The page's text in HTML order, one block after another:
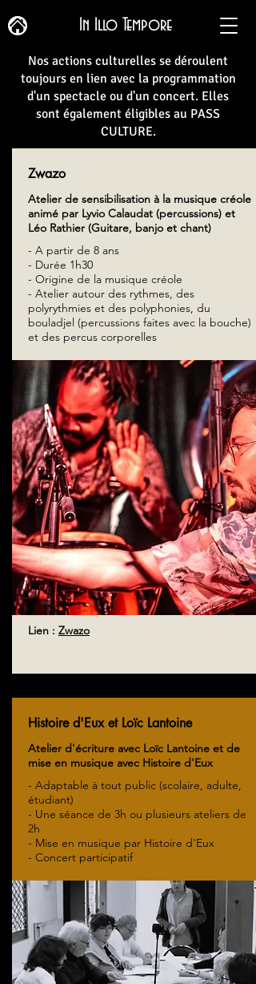
In Illo Tempore
Nos actions culturelles se déroulent
toujours en lien avec la programmation
d'un spectacle ou d'un concert. Elles
sont également éligibles au PASS
CULTURE.
Zwazo
Atelier de sensibilisation à la musique créole
animé par Lyvio Calaudat (percussions) et
Léo Rathier (Guitare, banjo et chant)
- A partir de 8 ans
- Durée 1h30
- Origine de la musique créole
- Atelier autour des rythmes, des
polyrythmies et des polyphonies, du
bouladjel (percussions faites avec la bouche)
et des percus corporelles
Lien : Zwazo
Histoire d'Eux et Loïc Lantoine
Atelier d'écriture avec Loïc Lantoine et de
mise en musique avec Histoire d'Eux
- Adaptable à tout public (scolaire, adulte,
étudiant)
- Une séance de 3h ou plusieurs ateliers de
2h
- Mise en musique par Histoire d'Eux
- Concert participatif